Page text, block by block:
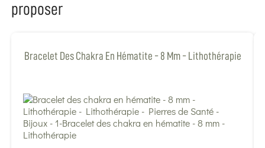
proposer
Bracelet Des Chakra En Hématite - 8 Mm - Lithothérapie